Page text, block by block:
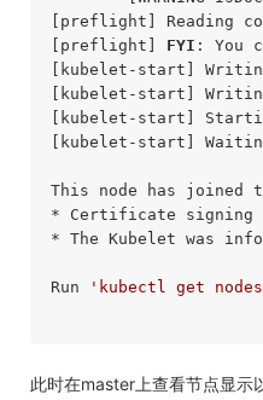
[preflight] Reading
[preflight] FYI : You
[kubelet-start]
[kubelet-start]
[kubelet-start]
[kubelet-start]
This node has joined
* Certificate signing
* The Kubelet was
Run 'kubectl get
此时在master上查看节点显示